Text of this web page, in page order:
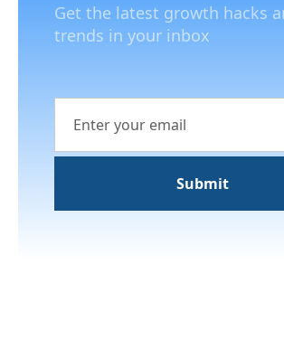
Get the latest growth hacks
trends in your inbox